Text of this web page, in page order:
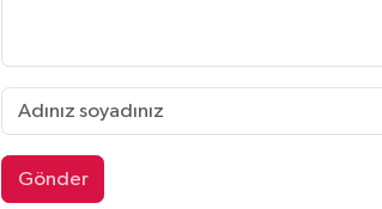
Gönder